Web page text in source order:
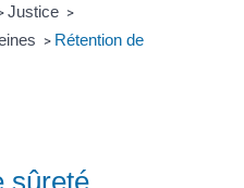
Justice >
> Rétention de